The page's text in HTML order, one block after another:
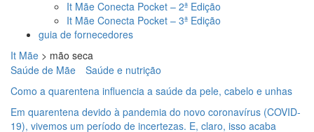
It Mãe Conecta Pocket – 2ª Edição
It Mãe Conecta Pocket – 3ª Edição
guia de fornecedores
It Mãe > mão seca
Saúde de Mãe
Saúde e nutrição
Como a quarentena influencia a saúde da pele, cabelo e unhas
Em quarentena devido à pandemia do novo coronavírus (COVID-
19), vivemos um período de incertezas. E, claro, isso acaba